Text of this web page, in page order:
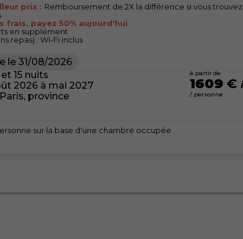
prix : Remboursement de 2X la différence si vous trouvez
frais, payez 50% aujourd'hui
en supplément
repas) ; Wi-Fi inclus
le 31/08/2026
15 nuits
2026 à mai 2027
province
à partir de
1609 €
/ personne
sur la base d'une chambre occupée